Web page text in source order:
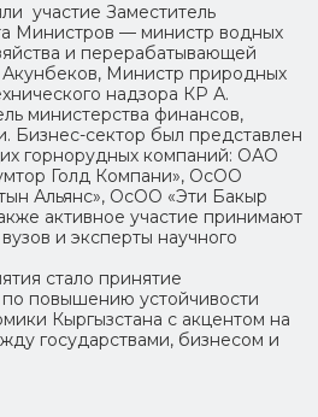
участие Заместитель
Министров — министр водных
и перерабатывающей
Министр природных
надзора КР А.
министерства финансов,
Бизнес-сектор был представлен
горнорудных компаний: ОАО
Голд Компани», ОсОО
Альянс», ОсОО «Эти Бакыр
активное участие принимают
и эксперты научного
стало принятие
повышению устойчивости
Кыргызстана с акцентом на
государствами, бизнесом и